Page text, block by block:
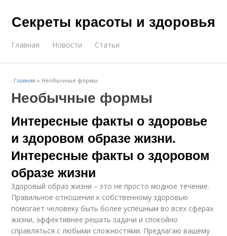
Секреты красоты и здоровья
Главная Новости Статьи
Главная » Необычные формы
Необычные формы
Интересные факты о здоровье
и здоровом образе жизни.
Интересные факты о здоровом
образе жизни
Здоровый образ жизни – это не просто модное течение.
Правильное отношение к собственному здоровью
помогает человеку быть более успешным во всех сферах
жизни, эффективнее решать задачи и спокойно
справляться с любыми сложностями. Предлагаю вашему